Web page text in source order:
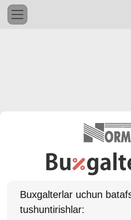
Buхgalterlar uchun
tushuntirishlar: